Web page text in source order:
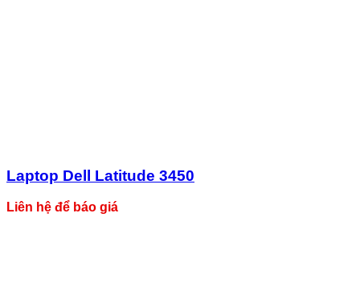
Laptop Dell Latitude 3450
Liên hệ để báo giá